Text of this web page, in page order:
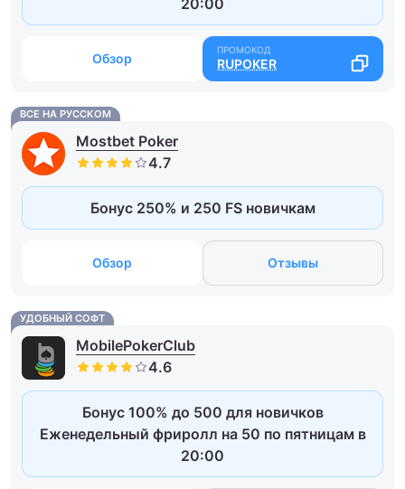
20:00
Обзор RUPOKER
ВСЕ НА РУССКОМ
Mostbet Poker
Бонус 250% и 250 FS новичкам
Обзор Отзывы
УДОБНЫЙ СОФТ
MobilePokerClub
Бонус 100% до 500 для новичков
Еженедельный фриролл на 50 по пятницам в
20:00